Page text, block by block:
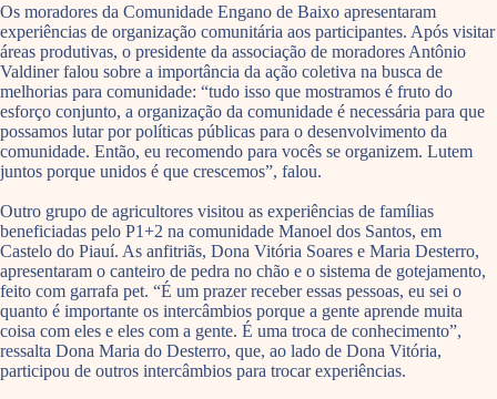
Os moradores da Comunidade Engano de Baixo apresentaram
experiências de organização comunitária aos participantes. Após visitar
áreas produtivas, o presidente da associação de moradores Antônio
Valdiner falou sobre a importância da ação coletiva na busca de
melhorias para comunidade: “tudo isso que mostramos é fruto do
esforço conjunto, a organização da comunidade é necessária para que
possamos lutar por políticas públicas para o desenvolvimento da
comunidade. Então, eu recomendo para vocês se organizem. Lutem
juntos porque unidos é que crescemos”, falou.
Outro grupo de agricultores visitou as experiências de famílias
beneficiadas pelo P1+2 na comunidade Manoel dos Santos, em
Castelo do Piauí. As anfitriãs, Dona Vitória Soares e Maria Desterro,
apresentaram o canteiro de pedra no chão e o sistema de gotejamento,
feito com garrafa pet. “É um prazer receber essas pessoas, eu sei o
quanto é importante os intercâmbios porque a gente aprende muita
coisa com eles e eles com a gente. É uma troca de conhecimento”,
ressalta Dona Maria do Desterro, que, ao lado de Dona Vitória,
participou de outros intercâmbios para trocar experiências.